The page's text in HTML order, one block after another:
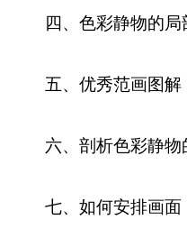
四、色彩静物的局
五、优秀范画图解
六、剖析色彩静物
七、如何安排画面